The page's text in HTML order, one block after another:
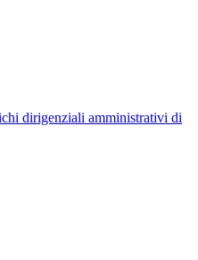
dirigenziali amministrativi di